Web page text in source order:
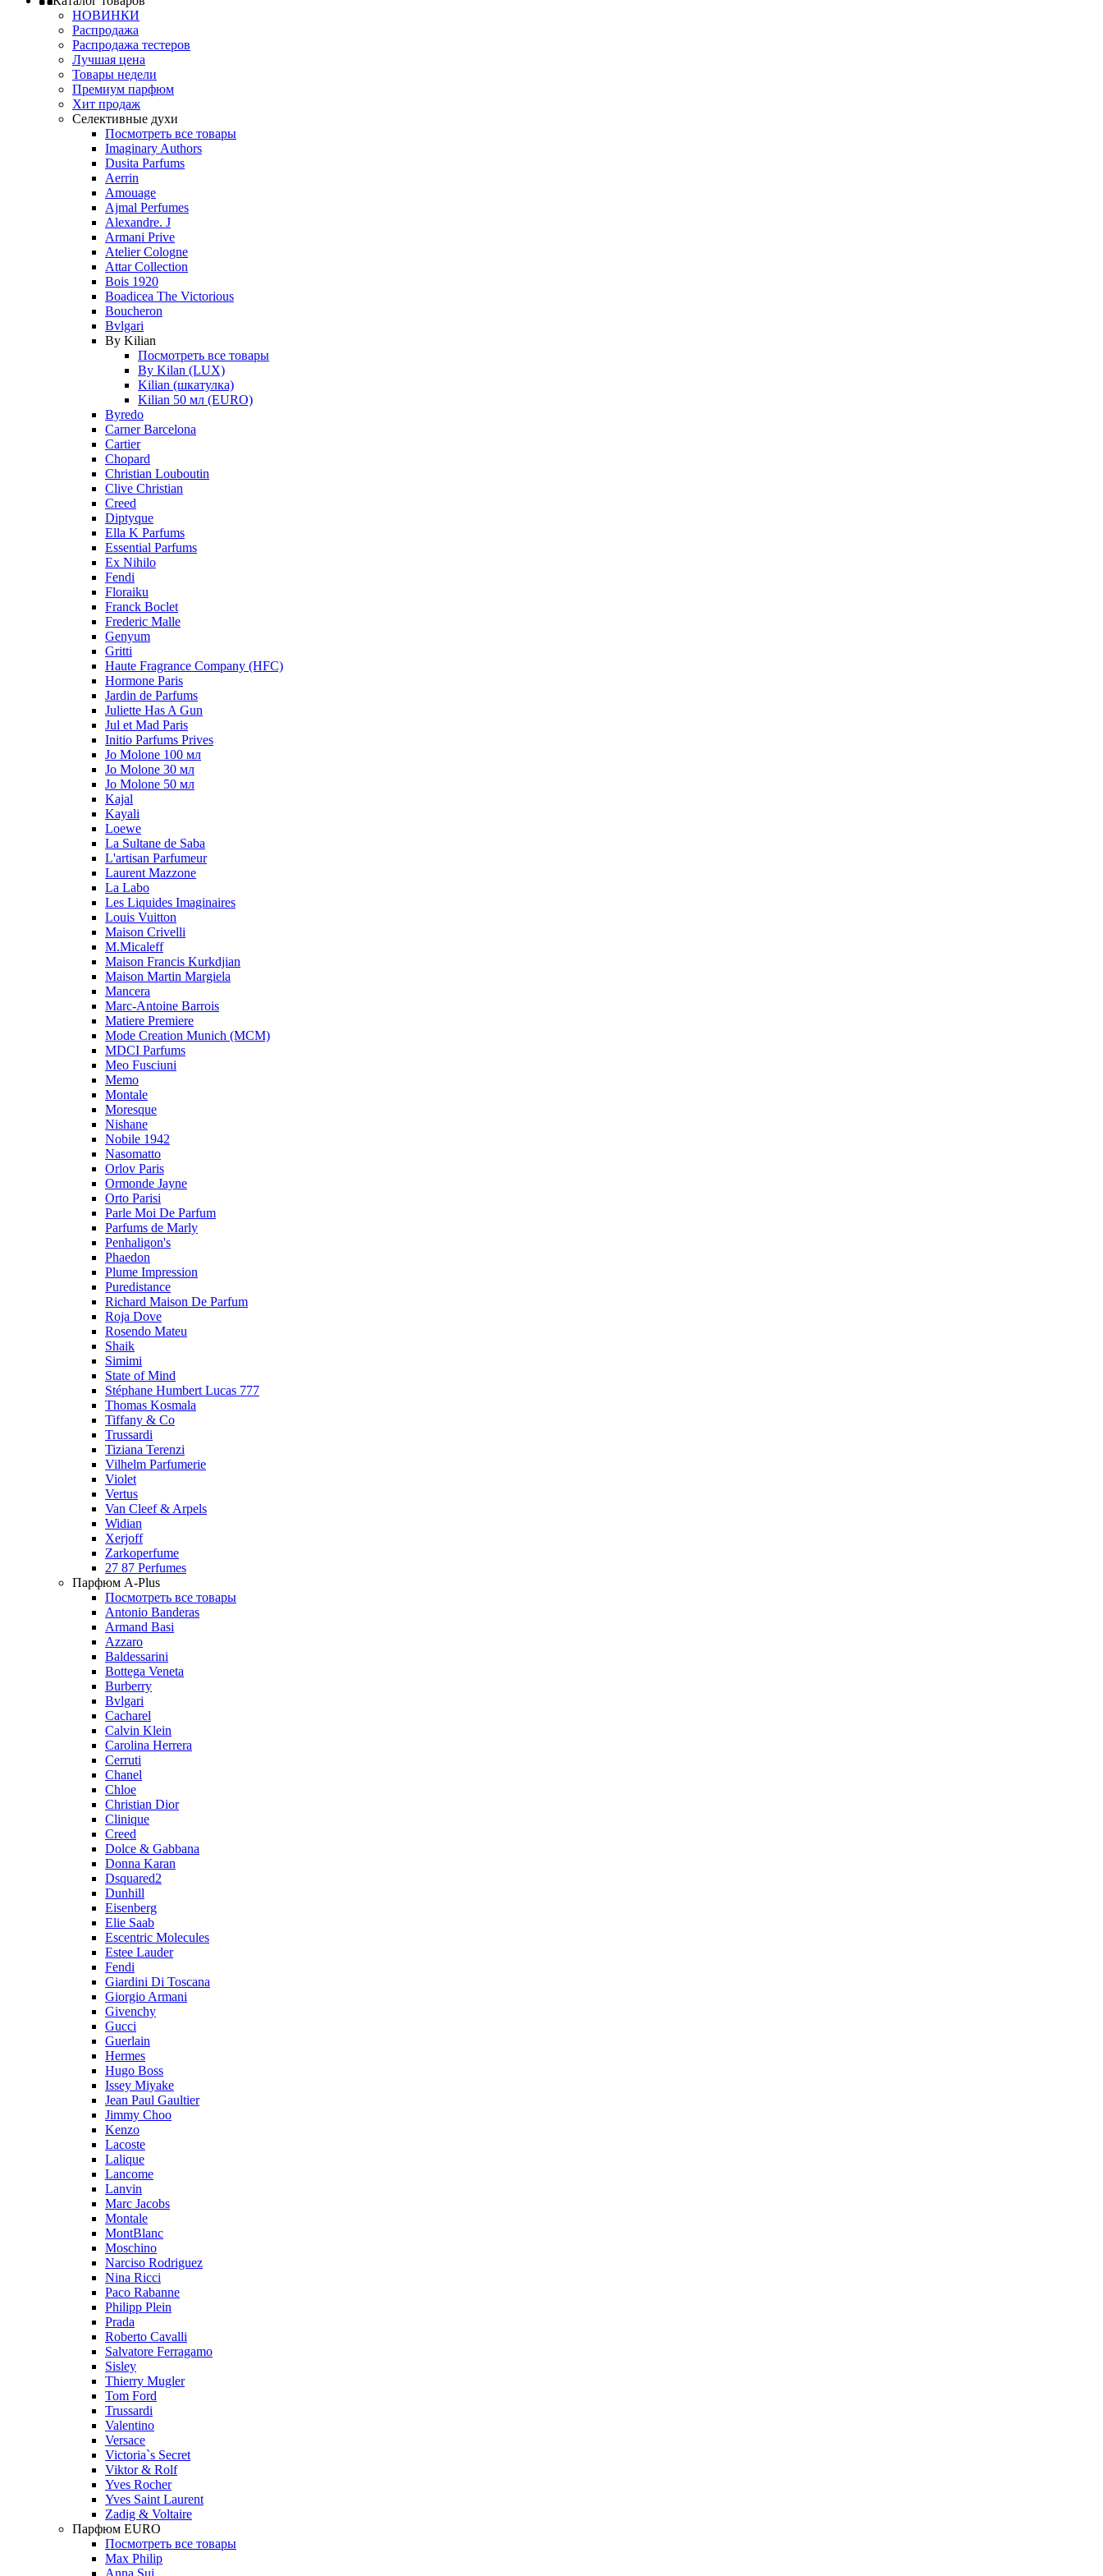
НОВИНКИ
Распродажа
Распродажа тестеров
Лучшая цена
Товары недели
Премиум парфюм
Хит продаж
Селективные духи
Посмотреть все товары
Imaginary Authors
Dusita Parfums
Aerrin
Amouage
Ajmal Perfumes
Alexandre. J
Armani Prive
Atelier Cologne
Attar Collection
Bois 1920
Boadicea The Victorious
Boucheron
Bvlgari
By Kilian
Посмотреть все товары
By Kilan (LUX)
Kilian (шкатулка)
Kilian 50 мл (EURO)
Byredo
Carner Barcelona
Cartier
Chopard
Christian Louboutin
Clive Christian
Creed
Diptyque
Ella K Parfums
Essential Parfums
Ex Nihilo
Fendi
Floraiku
Franck Boclet
Frederic Malle
Genyum
Gritti
Haute Fragrance Company (HFC)
Hormone Paris
Jardin de Parfums
Juliette Has A Gun
Jul et Mad Paris
Initio Parfums Prives
Jo Molone 100 мл
Jo Molone 30 мл
Jo Molone 50 мл
Kajal
Kayali
Loewe
La Sultane de Saba
L'artisan Parfumeur
Laurent Mazzone
La Labo
Les Liquides Imaginaires
Louis Vuitton
Maison Crivelli
M.Micaleff
Maison Francis Kurkdjian
Maison Martin Margiela
Mancera
Marc-Antoine Barrois
Matiere Premiere
Mode Creation Munich (MCM)
MDCI Parfums
Meo Fusciuni
Memo
Montale
Moresque
Nishane
Nobile 1942
Nasomatto
Orlov Paris
Ormonde Jayne
Orto Parisi
Parle Moi De Parfum
Parfums de Marly
Penhaligon's
Phaedon
Plume Impression
Puredistance
Richard Maison De Parfum
Roja Dove
Rosendo Mateu
Shaik
Simimi
State of Mind
Stéphane Humbert Lucas 777
Thomas Kosmala
Tiffany & Co
Trussardi
Tiziana Terenzi
Vilhelm Parfumerie
Violet
Vertus
Van Cleef & Arpels
Widian
Xerjoff
Zarkoperfume
27 87 Perfumes
Парфюм A-Plus
Посмотреть все товары
Antonio Banderas
Armand Basi
Azzaro
Baldessarini
Bottega Veneta
Burberry
Bvlgari
Cacharel
Calvin Klein
Carolina Herrera
Cerruti
Chanel
Chloe
Christian Dior
Clinique
Creed
Dolce & Gabbana
Donna Karan
Dsquared2
Dunhill
Eisenberg
Elie Saab
Escentric Molecules
Estee Lauder
Fendi
Giardini Di Toscana
Giorgio Armani
Givenchy
Gucci
Guerlain
Hermes
Hugo Boss
Issey Miyake
Jean Paul Gaultier
Jimmy Choo
Kenzo
Lacoste
Lalique
Lancome
Lanvin
Marc Jacobs
Montale
MontBlanc
Moschino
Narciso Rodriguez
Nina Ricci
Paco Rabanne
Philipp Plein
Prada
Roberto Cavalli
Salvatore Ferragamo
Sisley
Thierry Mugler
Tom Ford
Trussardi
Valentino
Versace
Victoria`s Secret
Viktor & Rolf
Yves Rocher
Yves Saint Laurent
Zadig & Voltaire
Парфюм EURO
Посмотреть все товары
Max Philip
Anna Sui